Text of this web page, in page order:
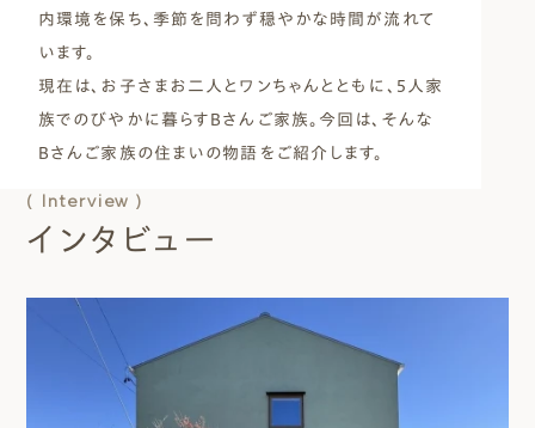
内環境を保ち、季節を問わず穏やかな時間が流れて
います。
現在は、お子さまお二人とワンちゃんとともに、5人家
族でのびやかに暮らすBさんご家族。今回は、そんな
Bさんご家族の住まいの物語をご紹介します。
( Interview )
インタビュー